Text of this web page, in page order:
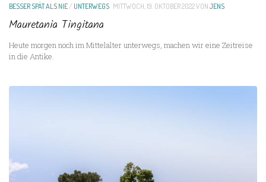
BESSER SPÄT ALS NIE/UNTERWEGS MITTWOCH, 19. OKTOBER 2022VONJENS
Mauretania Tingitana
Heute morgen noch im Mittelalter unterwegs, machen wir eine Zeitreise
in die Antike.